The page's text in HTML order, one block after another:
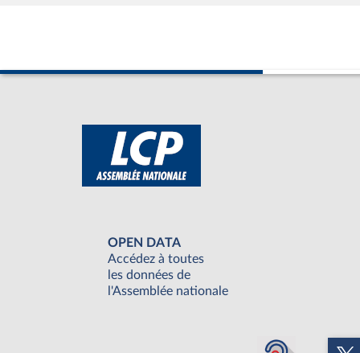
OPEN DATA
Accédez à toutes
les données de
l'Assemblée nationale